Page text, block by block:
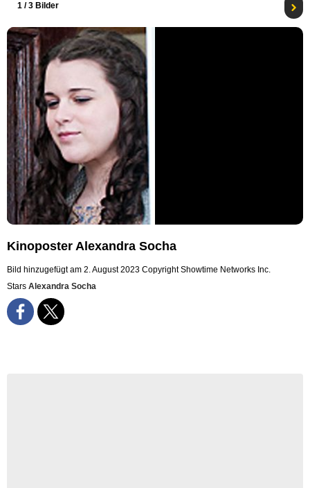
1 / 3 Bilder
Kinoposter Alexandra Socha
Bild hinzugefügt am 2. August 2023 Copyright Showtime Networks Inc.
Stars Alexandra Socha